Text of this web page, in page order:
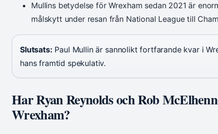
Mullins betydelse för Wrexham sedan 2021 är
målskytt under resan från National League till
Slutsats: Paul Mullin är sannolikt fortfarande kvar i
hans framtid spekulativ.
Har Ryan Reynolds och Rob
Wrexham?